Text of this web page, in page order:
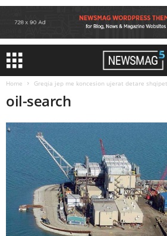
Home Greqia jep me koncesion ujerat detare
oil-search